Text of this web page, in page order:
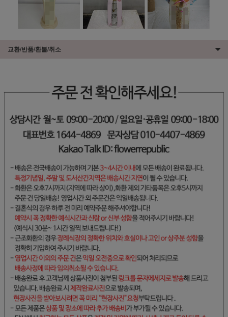
교환/반품/환불/취소